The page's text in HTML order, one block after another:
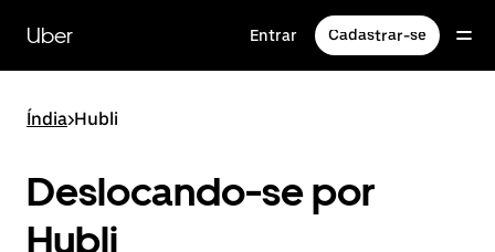
para
conteúdo
Uber Entrar Cadastrar-se
Índia>Hubli
Deslocando-se por
Hubli